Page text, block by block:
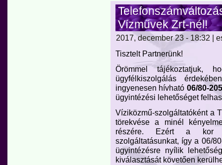
Vízművek Zrt-nél!
2017, december 23 - 18:32 |
Tisztelt Partnerünk!
Örömmel tájékoztatjuk,
ügyfélkiszolgálás
ingyenesen hívható 06/80-
ügyintézési lehetőséget
Víziközmű-szolgáltatóként a
törekvése a minél
részére. Ezért a kor
szolgáltatásunkat, így a 06/
ügyintézésre nyílik
kiválasztását követően